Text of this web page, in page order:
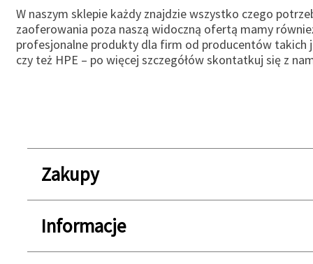
W naszym sklepie każdy znajdzie wszystko czego
zaoferowania poza naszą widoczną ofertą mamy
profesjonalne produkty dla firm od producentów takich
czy też HPE – po więcej szczegółów skontatkuj się z
Zakupy
Informacje